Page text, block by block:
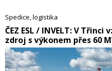
působení na českém trhu.
Spedice, logistika
​ČEZ ESL / INVELT: V
zdroj s výkonem přes 60